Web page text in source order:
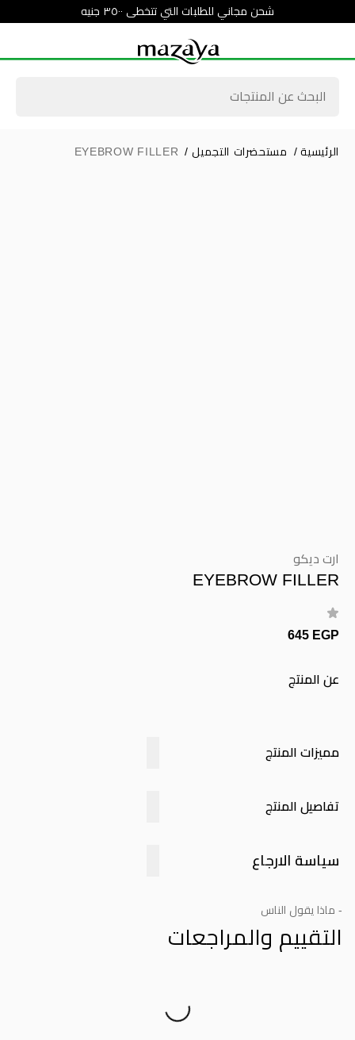
شحن مجاني للطلبات التي تتخطى ٣٥٠٠ جنيه
الرئيسية / مستحضرات التجميل /
EYEBROW FILLER
ارت ديكو
EYEBROW FILLER
645 EGP
عن المنتج
مميزات المنتج
تفاصيل المنتج
سياسة الارجاع
- ماذا يقول الناس
التقييم والمراجعات